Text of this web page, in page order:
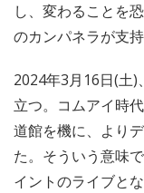
し、変わることを
のカンパネラが支
2024年3月16日(土
立つ。コムアイ時
道館を機に、より
た。そういう意味
イントのライブと